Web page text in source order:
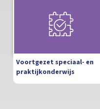
Voortgezet speciaal- en
praktijkonderwijs